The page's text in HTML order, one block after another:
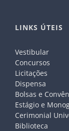
LINKS ÚTEIS
Vestibular
Concursos
Licitações
Dispensa
Bolsas e
Estágio e
Cerimonial
Biblioteca